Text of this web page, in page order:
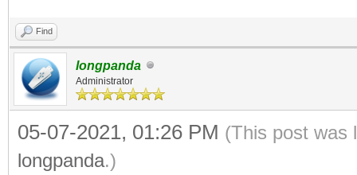
Find
longpanda
Administrator
05-07-2021, 01:26 PM (This post was
longpanda.)